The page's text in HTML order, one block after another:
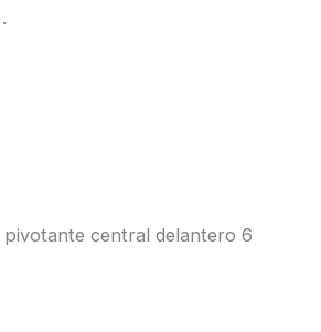
pivotante central delantero 6